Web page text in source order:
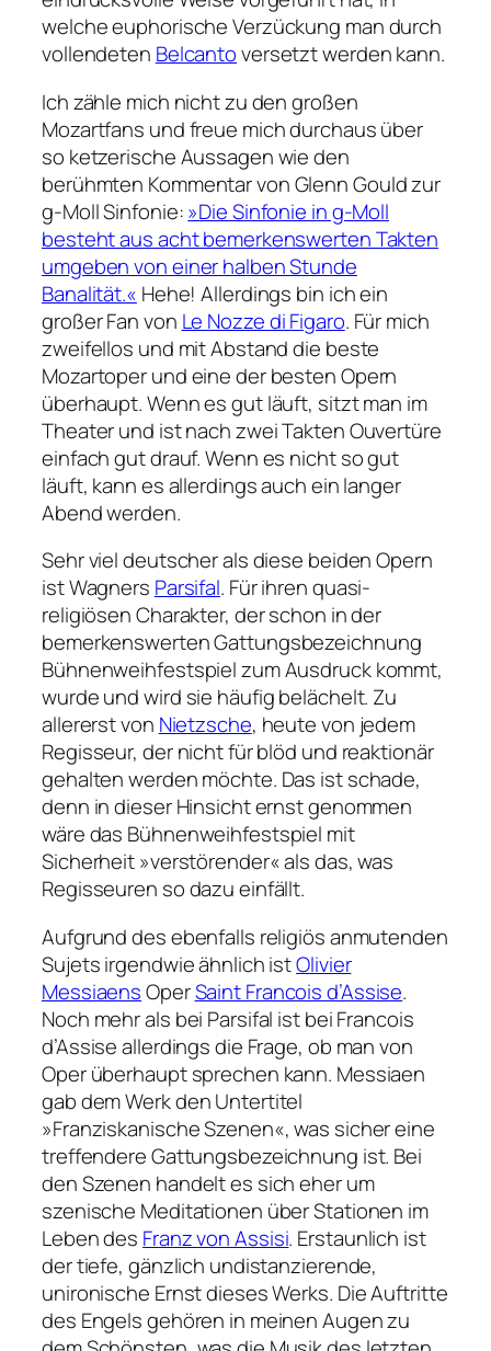
welche euphorische Verzückung man durch
vollendeten Belcantoversetzt werden kann.
Ich zähle mich nicht zu den großen
Mozartfans und freue mich durchaus über
so ketzerische Aussagen wie den
berühmten Kommentar von Glenn Gould zur
g-Moll Sinfonie:»Die Sinfonie in g-Moll
besteht aus acht bemerkenswerten Takten
umgeben von einer halben Stunde
Banalität.« Hehe! Allerdings bin ich ein
großer Fan von Le Nozze di Figaro. Für mich
zweifellos und mit Abstand die beste
Mozartoper und eine der besten Opern
überhaupt. Wenn es gut läuft, sitzt man im
Theater und ist nach zwei Takten Ouvertüre
einfach gut drauf. Wenn es nicht so gut
läuft, kann es allerdings auch ein langer
Abend werden.
Sehr viel deutscher als diese beiden Opern
ist Wagners Parsifal. Für ihren quasi-
religiösen Charakter, der schon in der
bemerkenswerten Gattungsbezeichnung
Bühnenweihfestspiel zum Ausdruck kommt,
wurde und wird sie häufig belächelt. Zu
allererst von Nietzsche, heute von jedem
Regisseur, der nicht für blöd und reaktionär
gehalten werden möchte. Das ist schade,
denn in dieser Hinsicht ernst genommen
wäre das Bühnenweihfestspiel mit
Sicherheit »verstörender« als das, was
Regisseuren so dazu einfällt.
Aufgrund des ebenfalls religiös anmutenden
Sujets irgendwie ähnlich istOlivier
MessiaensOperSaint Francois d’Assise.
Noch mehr als bei Parsifal ist bei Francois
d’Assise allerdings die Frage, ob man von
Oper überhaupt sprechen kann. Messiaen
gab dem Werk den Untertitel
»Franziskanische Szenen«, was sicher eine
treffendere Gattungsbezeichnung ist. Bei
den Szenen handelt es sich eher um
szenische Meditationen über Stationen im
Leben des Franz von Assisi. Erstaunlich ist
der tiefe, gänzlich undistanzierende,
unironische Ernst dieses Werks. Die Auftritte
des Engels gehören in meinen Augen zu